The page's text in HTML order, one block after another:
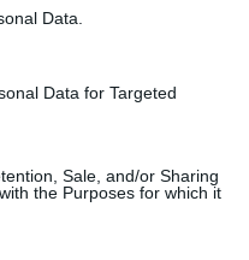
Data.
Data for Targeted
Sale, and/or Sharing
the Purposes for which it
στο Ευρωπαϊκό
έχουν γίνει στις
να ξέρουμε που